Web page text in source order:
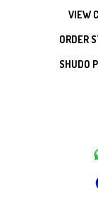
VIEW
ORDER
SHUDO